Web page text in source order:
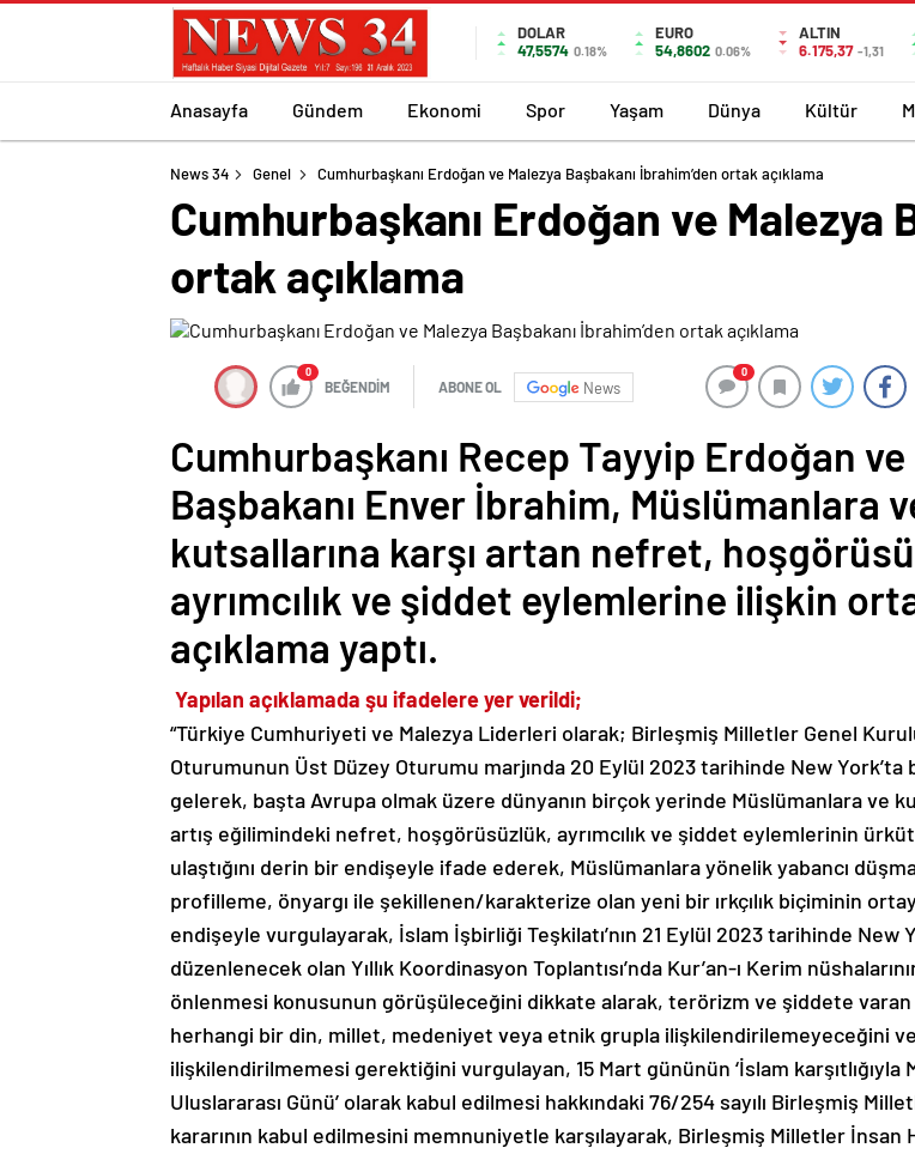
DOLAR
47,5574 0.18%
EURO
54,8602 0.06%
ALTIN
6.175,37 -1,31
Anasayfa Gündem Ekonomi Spor Yaşam Dünya Kültür
News 34 Genel Cumhurbaşkanı Erdoğan ve Malezya Başbakanı İbrahim’den ortak açıklama
Cumhurbaşkanı Erdoğan ve Malezya
ortak açıklama
0
BEĞENDİM ABONE OL News
0
Cumhurbaşkanı Recep Tayyip Erdoğan ve
Başbakanı Enver İbrahim, Müslümanlara
kutsallarına karşı artan nefret,
ayrımcılık ve şiddet eylemlerine ilişkin
açıklama yaptı.
Yapılan açıklamada şu ifadelere yer verildi;
“Türkiye Cumhuriyeti ve Malezya Liderleri olarak; Birleşmiş Milletler Genel
Oturumunun Üst Düzey Oturumu marjında 20 Eylül 2023 tarihinde New York’ta
gelerek, başta Avrupa olmak üzere dünyanın birçok yerinde Müslümanlara ve
artış eğilimindeki nefret, hoşgörüsüzlük, ayrımcılık ve şiddet eylemlerinin
ulaştığını derin bir endişeyle ifade ederek, Müslümanlara yönelik yabancı
profilleme, önyargı ile şekillenen/karakterize olan yeni bir ırkçılık biçiminin ortaya
endişeyle vurgulayarak, İslam İşbirliği Teşkilatı’nın 21 Eylül 2023 tarihinde New
düzenlenecek olan Yıllık Koordinasyon Toplantısı’nda Kur’an-ı Kerim
önlenmesi konusunun görüşüleceğini dikkate alarak, terörizm ve şiddete varan
herhangi bir din, millet, medeniyet veya etnik grupla ilişkilendirilemeyeceğini ve
ilişkilendirilmemesi gerektiğini vurgulayan, 15 Mart gününün ‘İslam karşıtlığıyla
Uluslararası Günü’ olarak kabul edilmesi hakkındaki 76/254 sayılı Birleşmiş
kararının kabul edilmesini memnuniyetle karşılayarak, Birleşmiş Milletler İnsan